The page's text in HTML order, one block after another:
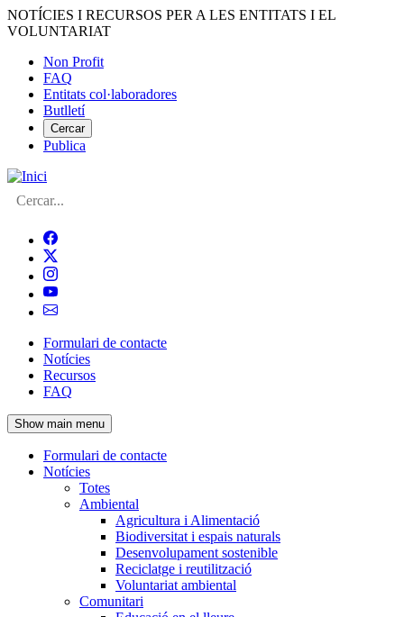
Vés
al
NOTÍCIES I RECURSOS PER A LES ENTITATS I EL
VOLUNTARIAT
Menú
del
compte
d'usuari
Non Profit
FAQ
Entitats col·laboradores
Butlletí
Cercar
Publica
Cerca
Navegació
principal
de
l'encapçalament
Formulari de contacte
Notícies
Recursos
FAQ
Show main menu
Navegació
principal
Formulari de contacte
Notícies
Totes
Ambiental
Agricultura i Alimentació
Biodiversitat i espais naturals
Desenvolupament sostenible
Reciclatge i reutilització
Voluntariat ambiental
Comunitari